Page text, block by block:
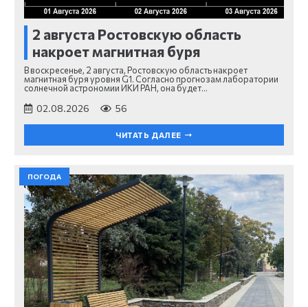
2 августа Ростовскую область
накроет магнитная буря
В воскресенье, 2 августа, Ростовскую область накроет
магнитная буря уровня G1. Согласно прогнозам лаборатории
солнечной астрономии ИКИ РАН, она будет…
02.08.2026 56
ЧИТАТЬ ДАЛЕЕ
ПОГОДА